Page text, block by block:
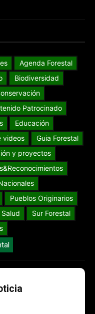
Agenda Forestal
Biodiversidad
Patrocinado
Educación
videos
Guia Forestal
y proyectos
Pueblos Originarios
Salud
Sur Forestal